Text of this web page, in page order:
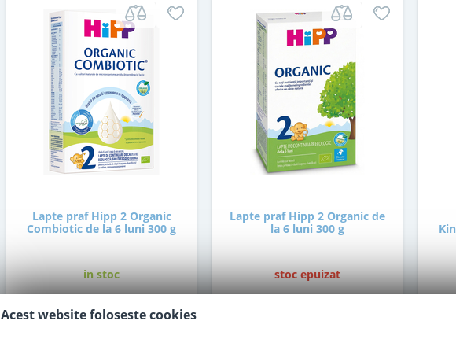
Lapte praf Hipp 2 Organic
Combiotic de la 6 luni 300 g
in stoc
37,50
Lapte praf Hipp 2 Organic de
la 6 luni 300 g
stoc epuizat
Acest website foloseste cookies